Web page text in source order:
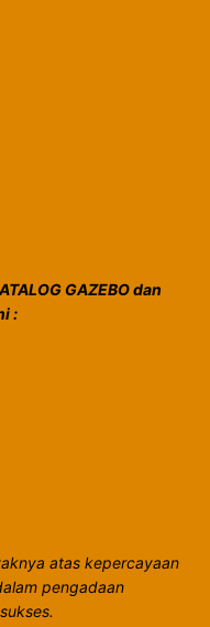
GAZEBO dan
:
atas kepercayaan
pengadaan